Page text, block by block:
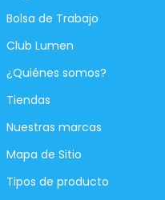
Bolsa de Trabajo
Club Lumen
¿Quiénes somos?
Tiendas
Nuestras marcas
Mapa de Sitio
Tipos de producto